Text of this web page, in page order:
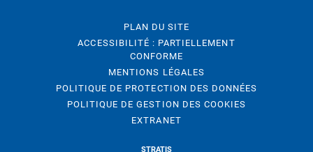
PLAN DU SITE
ACCESSIBILITÉ : PARTIELLEMENT
CONFORME
MENTIONS LÉGALES
POLITIQUE DE PROTECTION DES DONNÉES
POLITIQUE DE GESTION DES COOKIES
EXTRANET
STRATIS